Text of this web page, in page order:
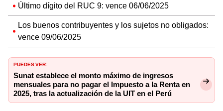
Último dígito del RUC 9: vence 06/06/2025
Los buenos contribuyentes y los sujetos no obligados:
vence 09/06/2025
PUEDES VER:
Sunat establece el monto máximo de ingresos
mensuales para no pagar el Impuesto a la Renta en
2025, tras la actualización de la UIT en el Perú